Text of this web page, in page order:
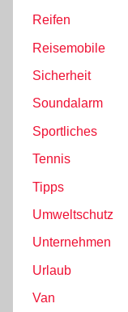
Reifen
Reisemobile
Sicherheit
Soundalarm
Sportliches
Tennis
Tipps
Umweltschutz
Unternehmen
Urlaub
Van